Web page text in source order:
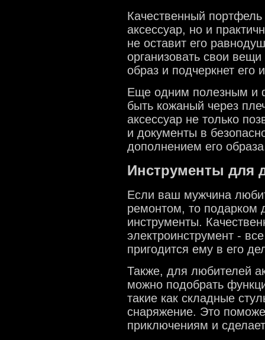
Качественный
аксессуар, но и
не оставит его
организовать свои
образ и подчеркнет его
Еще одним полезным и
быть кожаный через
аксессуар не только
и документы в
дополнением его
Инструменты для
Если ваш мужчина
ремонтом, то подарком
инструменты.
электроинструмент -
пригодится ему в его
Также, для любителей
можно подобрать
такие как складные
снаряжение. Это
приключениям и